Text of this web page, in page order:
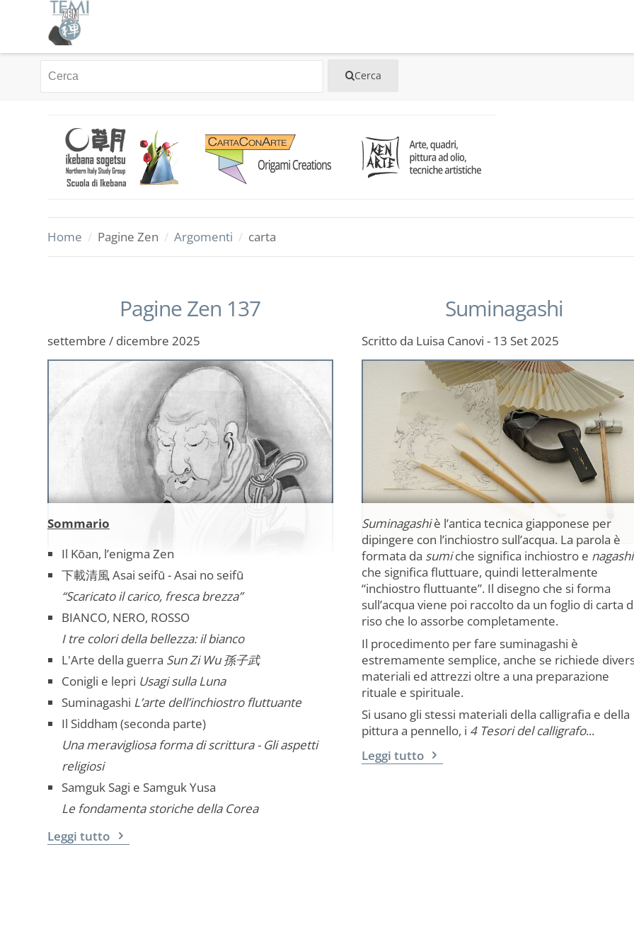
Home / Pagine Zen / Argomenti / carta
Pagine Zen 137
settembre / dicembre 2025
Sommario
Il Kōan, l’enigma Zen
下載清風 Asai seifū - Asai no seifū
“Scaricato il carico, fresca brezza”
BIANCO, NERO, ROSSO
I tre colori della bellezza: il bianco
L'Arte della guerra Sun Zi Wu 孫子武
Conigli e lepri Usagi sulla Luna
Suminagashi L’arte dell’inchiostro fluttuante
Il Siddhaṃ (seconda parte)
Una meravigliosa forma di scrittura - Gli aspetti
religiosi
Samguk Sagi e Samguk Yusa
Le fondamenta storiche della Corea
Leggi tutto
Suminagashi
Scritto da Luisa Canovi - 13 Set 2025
Suminagashiè l’antica tecnica giapponese per
dipingere con l’inchiostro sull’acqua. La parola è
formata da sumiche significa inchiostro e nagashi
che significa fluttuare, quindi letteralmente
“inchiostro fluttuante”. Il disegno che si forma
sull’acqua viene poi raccolto da un foglio di carta
riso che lo assorbe completamente.
Il procedimento per fare suminagashi è
estremamente semplice, anche se richiede
materiali ed attrezzi oltre a una preparazione
rituale e spirituale.
Si usano gli stessi materiali della calligrafia e della
pittura a pennello, i 4 Tesori del calligrafo...
Leggi tutto